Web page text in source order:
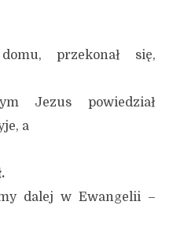
przekonał się,
Jezus powiedział
a
dalej w Ewangelii –